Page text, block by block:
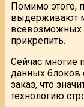
Помимо этого,
выдерживают
всевозможных
прикрепить.
Сейчас многие
данных блоков
заказ, что
технологию